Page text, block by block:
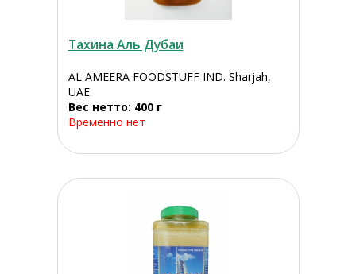
Тахина Аль Дубаи
AL AMEERA FOODSTUFF IND. Sharjah,
UAE
Вес нетто: 400 г
Временно нет